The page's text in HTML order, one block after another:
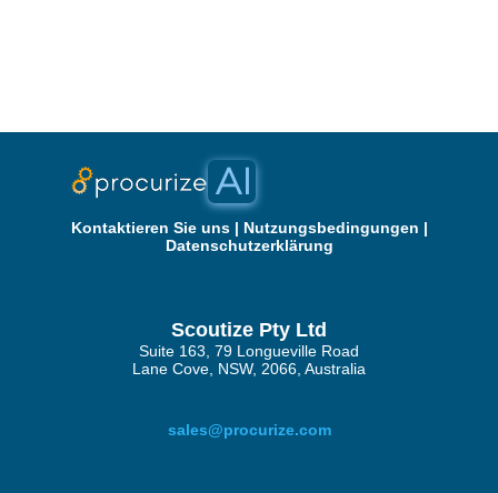
Kontaktieren Sie uns| Nutzungsbedingungen |
Datenschutzerklärung
Scoutize Pty Ltd
Suite 163, 79 Longueville Road
Lane Cove, NSW, 2066, Australia
sales@procurize.com